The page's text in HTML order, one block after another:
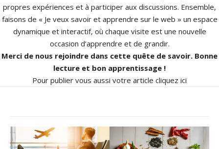
propres expériences et à participer aux discussions. Ensemble,
faisons de « Je veux savoir et apprendre sur le web » un espace
dynamique et interactif, où chaque visite est une nouvelle
occasion d’apprendre et de grandir.
Merci de nous rejoindre dans cette quête de savoir. Bonne
lecture et bon apprentissage !
Pour publier vous aussi votre article cliquez ici